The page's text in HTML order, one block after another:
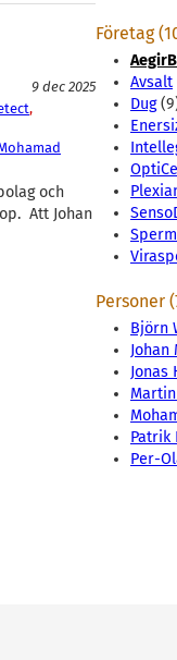
9 dec 2025
och
Att Johan
Företag
Avsalt
Dug
Personer
Björn
Jonas
Patrik
Per-